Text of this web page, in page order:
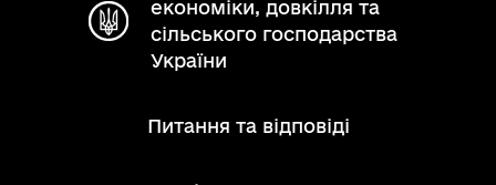
економіки, довкілля та
сільського господарства
України
Питання та відповіді